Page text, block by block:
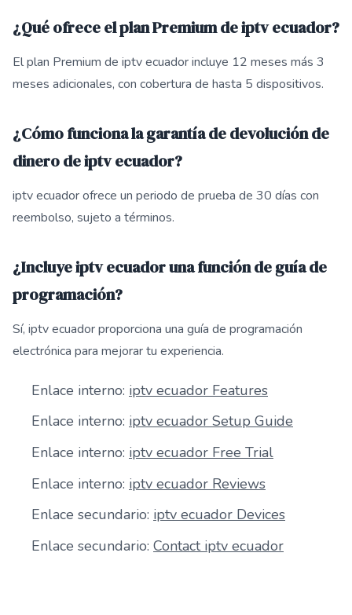
¿Qué ofrece el plan Premium de iptv ecuador?
El plan Premium de iptv ecuador incluye 12 meses más 3
meses adicionales, con cobertura de hasta 5 dispositivos.
¿Cómo funciona la garantía de devolución de
dinero de iptv ecuador?
iptv ecuador ofrece un periodo de prueba de 30 días con
reembolso, sujeto a términos.
¿Incluye iptv ecuador una función de guía de
programación?
Sí, iptv ecuador proporciona una guía de programación
electrónica para mejorar tu experiencia.
Enlace interno: iptv ecuador Features
Enlace interno: iptv ecuador Setup Guide
Enlace interno: iptv ecuador Free Trial
Enlace interno: iptv ecuador Reviews
Enlace secundario: iptv ecuador Devices
Enlace secundario: Contact iptv ecuador